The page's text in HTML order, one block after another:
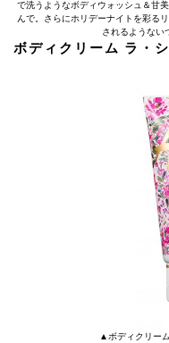
で洗うようなボディウォッシュ＆甘
んで。さらにホリデーナイトを彩る
されるようない
ボディクリーム ラ・
▲ボディクリー